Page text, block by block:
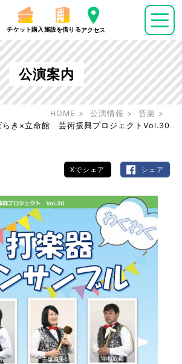
チケット購入 施設を借りるアクセス
公演案内
HOME 公演情報
音楽
らき×立命館 芸術振興プロジェクトVol.30
Xでシェア シェア